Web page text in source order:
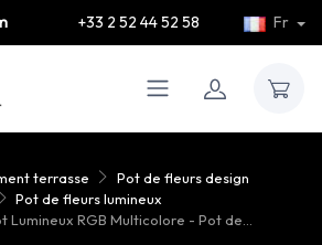
+33 2 52 44 52 58 Fr
terrasse
Pot de fleurs design
Pot de fleurs lumineux
Lumineux RGB Multicolore - Pot de...